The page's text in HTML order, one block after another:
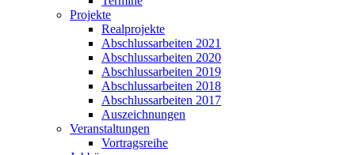
Projekte
Realprojekte
Abschlussarbeiten 2021
Abschlussarbeiten 2020
Abschlussarbeiten 2019
Abschlussarbeiten 2018
Abschlussarbeiten 2017
Auszeichnungen
Veranstaltungen
Vortragsreihe